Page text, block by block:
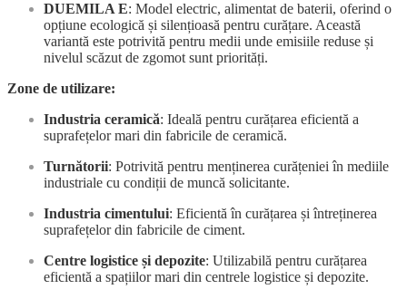
DUEMILA E: Model electric, alimentat de baterii, oferind o
opțiune ecologică și silențioasă pentru curățare. Această
variantă este potrivită pentru medii unde emisiile reduse și
nivelul scăzut de zgomot sunt priorități.
Zone de utilizare:
Industria ceramică: Ideală pentru curățarea eficientă a
suprafețelor mari din fabricile de ceramică.
Turnătorii: Potrivită pentru menținerea curățeniei în mediile
industriale cu condiții de muncă solicitante.
Industria cimentului: Eficientă în curățarea și întreținerea
suprafețelor din fabricile de ciment.
Centre logistice și depozite: Utilizabilă pentru curățarea
eficientă a spațiilor mari din centrele logistice și depozite.